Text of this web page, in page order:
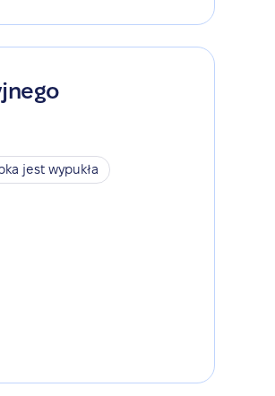
jest wypukła